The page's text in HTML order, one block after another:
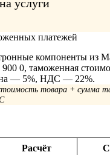
услуги
платежей
компоненты из
0, таможенная
— 5%, НДС — 22%.
товара + сумма
Расчёт